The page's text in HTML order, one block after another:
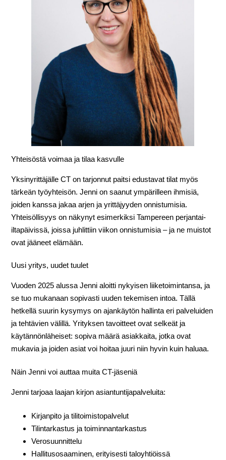
Yhteisöstä voimaa ja tilaa kasvulle
Yksinyrittäjälle CT on tarjonnut paitsi edustavat tilat myös
tärkeän työyhteisön. Jenni on saanut ympärilleen ihmisiä,
joiden kanssa jakaa arjen ja yrittäjyyden onnistumisia.
Yhteisöllisyys on näkynyt esimerkiksi Tampereen perjantai-
iltapäivissä, joissa juhlittiin viikon onnistumisia – ja ne muistot
ovat jääneet elämään.
Uusi yritys, uudet tuulet
Vuoden 2025 alussa Jenni aloitti nykyisen liiketoimintansa, ja
se tuo mukanaan sopivasti uuden tekemisen intoa. Tällä
hetkellä suurin kysymys on ajankäytön hallinta eri palveluiden
ja tehtävien välillä. Yrityksen tavoitteet ovat selkeät ja
käytännönläheiset: sopiva määrä asiakkaita, jotka ovat
mukavia ja joiden asiat voi hoitaa juuri niin hyvin kuin haluaa.
Näin Jenni voi auttaa muita CT-jäseniä
Jenni tarjoaa laajan kirjon asiantuntijapalveluita:
Kirjanpito ja tilitoimistopalvelut
Tilintarkastus ja toiminnantarkastus
Verosuunnittelu
Hallitusosaaminen, erityisesti taloyhtiöissä